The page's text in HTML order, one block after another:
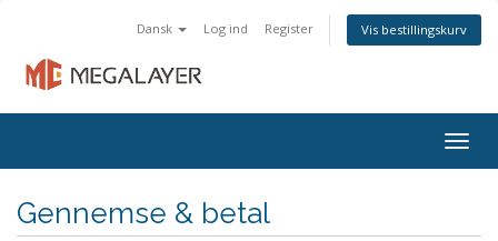
Dansk Log ind Register Vis bestillingskurv
Gennemse & betal